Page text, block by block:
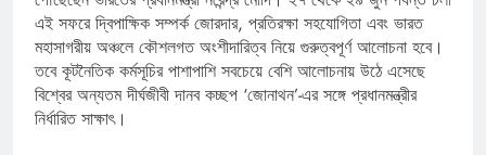
এই সফরে দ্বিপাক্ষিক সম্পর্ক জোরদার, প্রতিরক্ষা সহযোগিতা এবং ভারত
মহাসাগরীয় অঞ্চলে কৌশলগত অংশীদারিত্ব নিয়ে গুরুত্বপূর্ণ আলোচনা হবে।
তবে কূটনৈতিক কর্মসূচির পাশাপাশি সবচেয়ে বেশি আলোচনায় উঠে এসেছে
বিশ্বের অন্যতম দীর্ঘজীবী দানব কচ্ছপ ‘জোনাথন’-এর সঙ্গে প্রধানমন্ত্রীর
নির্ধারিত সাক্ষাৎ।